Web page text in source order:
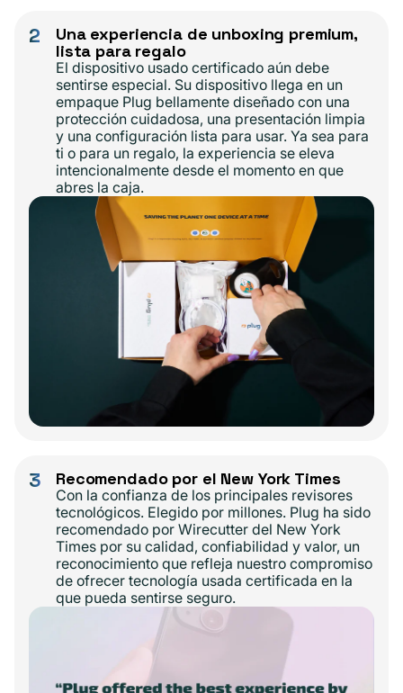
2
Una experiencia de unboxing premium,
lista para regalo
El dispositivo usado certificado aún debe
sentirse especial. Su dispositivo llega en un
empaque Plug bellamente diseñado con una
protección cuidadosa, una presentación limpia
y una configuración lista para usar. Ya sea para
ti o para un regalo, la experiencia se eleva
intencionalmente desde el momento en que
abres la caja.
3 Recomendado por el New York Times
Con la confianza de los principales revisores
tecnológicos. Elegido por millones. Plug ha sido
recomendado por Wirecutter del New York
Times por su calidad, confiabilidad y valor, un
reconocimiento que refleja nuestro compromiso
de ofrecer tecnología usada certificada en la
que pueda sentirse seguro.